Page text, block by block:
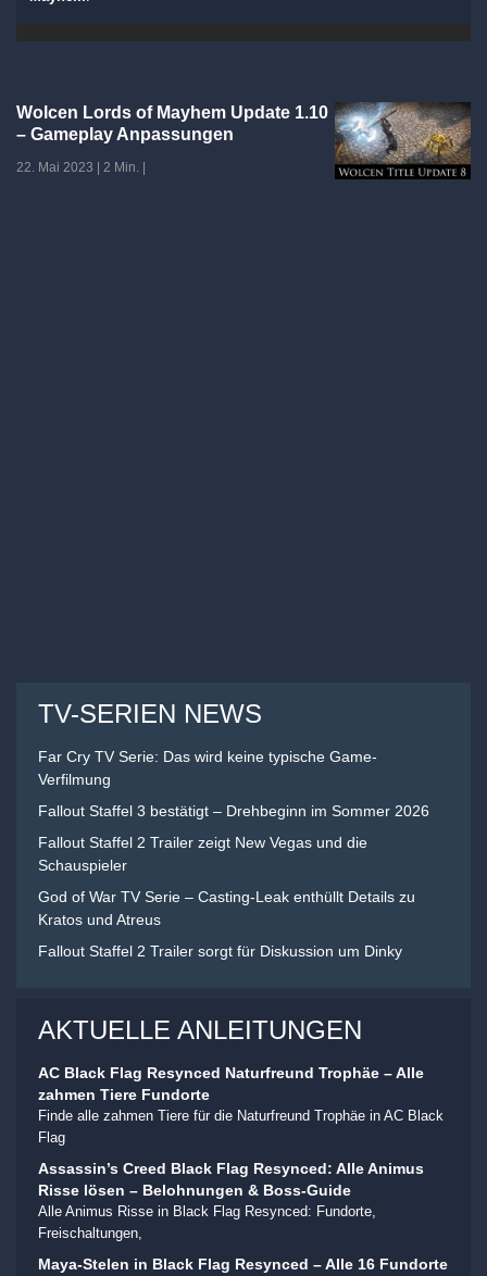
Wolcen Lords of Mayhem Update 1.10
– Gameplay Anpassungen
22. Mai 2023 2 Min.
TV-SERIEN NEWS
Far Cry TV Serie: Das wird keine typische Game-
Verfilmung
Fallout Staffel 3 bestätigt – Drehbeginn im Sommer 2026
Fallout Staffel 2 Trailer zeigt New Vegas und die
Schauspieler
God of War TV Serie – Casting-Leak enthüllt Details zu
Kratos und Atreus
Fallout Staffel 2 Trailer sorgt für Diskussion um Dinky
AKTUELLE ANLEITUNGEN
AC Black Flag Resynced Naturfreund Trophäe – Alle
zahmen Tiere Fundorte
Finde alle zahmen Tiere für die Naturfreund Trophäe in AC Black
Flag
Assassin’s Creed Black Flag Resynced: Alle Animus
Risse lösen – Belohnungen & Boss-Guide
Alle Animus Risse in Black Flag Resynced: Fundorte,
Freischaltungen,
Maya-Stelen in Black Flag Resynced – Alle 16 Fundorte